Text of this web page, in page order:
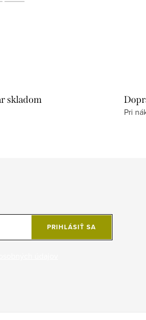
skladom
Pri
PRIHLÁSIŤ SA